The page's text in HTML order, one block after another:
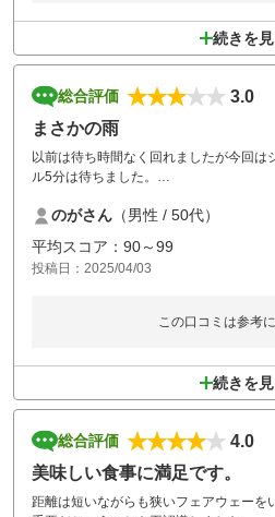
続きを
総合評価
3.0
まさかの雨
以前は待ち時間なく回れましたが今回は
ル5分は待ちました。
レストランは大変良いです。
のがさん （男性 / 50代）
平均スコア：90～99
投稿日：2025/04/03
この口コミは参考
続きを
総合評価
4.0
美味しい食事に満足です。
距離は短いながらも狭いフェアウェーを